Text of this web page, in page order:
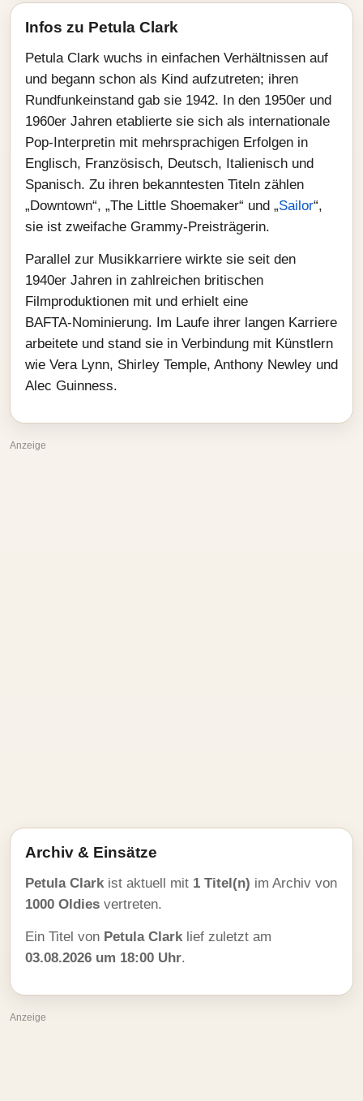
Infos zu Petula Clark
Petula Clark wuchs in einfachen Verhältnissen auf
und begann schon als Kind aufzutreten; ihren
Rundfunkeinstand gab sie 1942. In den 1950er und
1960er Jahren etablierte sie sich als internationale
Pop‑Interpretin mit mehrsprachigen Erfolgen in
Englisch, Französisch, Deutsch, Italienisch und
Spanisch. Zu ihren bekanntesten Titeln zählen
„Downtown“, „The Little Shoemaker“ und „Sailor“,
sie ist zweifache Grammy‑Preisträgerin.
Parallel zur Musikkarriere wirkte sie seit den
1940er Jahren in zahlreichen britischen
Filmproduktionen mit und erhielt eine
BAFTA‑Nominierung. Im Laufe ihrer langen Karriere
arbeitete und stand sie in Verbindung mit Künstlern
wie Vera Lynn, Shirley Temple, Anthony Newley und
Alec Guinness.
Anzeige
Archiv & Einsätze
Petula Clarkist aktuell mit 1 Titel(n) im Archiv von
1000 Oldies vertreten.
Ein Titel von Petula Clarklief zuletzt am
03.08.2026 um 18:00 Uhr.
Anzeige